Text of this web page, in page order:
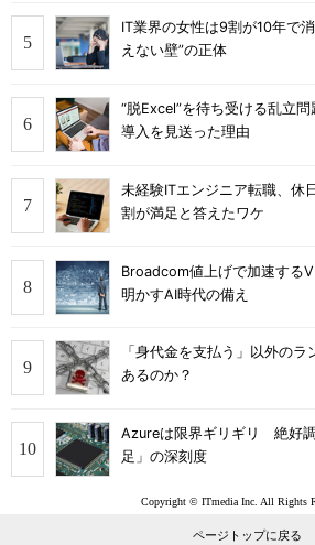
IT業界の女性は9割が10年で
えない壁”の正体
“脱Excel”を待ち受ける乱立
導入を見送った理由
未経験ITエンジニア転職、
割が満足と答えたワケ
Broadcom値上げで加速する
明かすAI時代の備え
「身代金を支払う」以外の
あるのか？
Azureは限界ギリギリ 絶好
足」の深刻度
Copyright © ITmedia Inc. All Rights
ページトップに戻る